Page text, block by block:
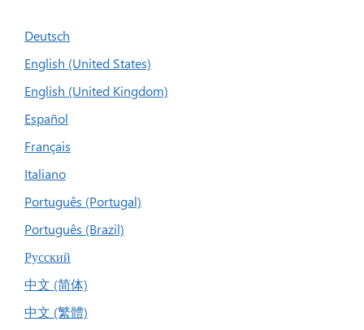
Deutsch
English (United States)
English (United Kingdom)
Español
Français
Italiano
Português (Portugal)
Português (Brazil)
Русский
中文 (简体)
中文 (繁體)